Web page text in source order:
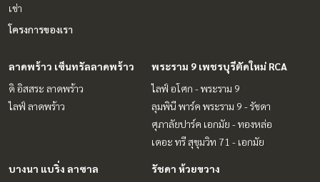
เช่า
โครงการของเรา
ลาดพร้าว เซ็นทรัลลาดพร้าว
ดิ อิสสระ ลาดพร้าว
ไลฟ์ ลาดพร้าว
พระราม 9 เพชรบุรีตัดใหม่ RCA
ไลฟ์ อโศก - พระราม 9
ลุมพินี พาร์ค พระราม 9 - รัชดา
ศุภาลัยปาร์ค เอกมัย - ทองหล่อ
เดอะ ทรี สุขุมวิท 71 - เอกมัย
บางนา แบริ่ง ลาซาล
รัชดา ห้วยขวาง